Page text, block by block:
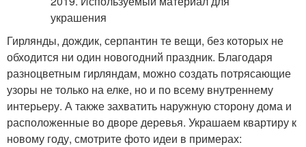
Гирлянды, дождик, серпантин те вещи, без которых не
обходится ни один новогодний праздник. Благодаря
разноцветным гирляндам, можно создать потрясающие
узоры не только на елке, но и по всему внутреннему
интерьеру. А также захватить наружную сторону дома и
расположенные во дворе деревья. Украшаем квартиру к
новому году, смотрите фото идеи в примерах: